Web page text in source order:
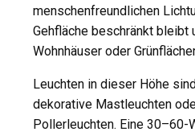
menschenfreundlichen
Gehfläche beschränkt bleibt
Wohnhäuser oder
Leuchten in dieser Höhe
dekorative Mastleuchten
Pollerleuchten. Eine